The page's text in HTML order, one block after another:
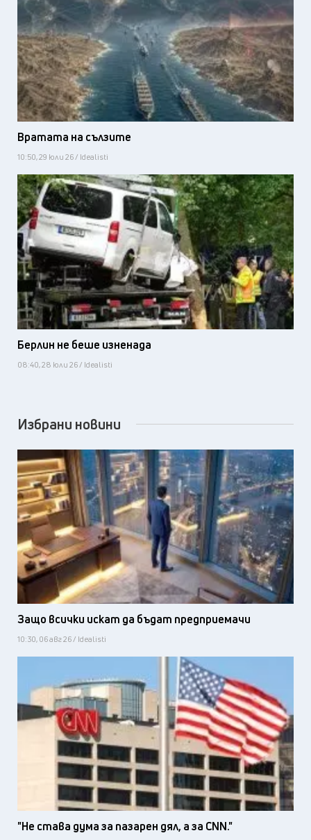
Вратата на сълзите
10:50, 29 юли 26 / Idealisti
Берлин не беше изненада
08:40, 28 юли 26 / Idealisti
Избрани новини
Защо всички искат да бъдат предприемачи
10:30, 06 авг 26 / Idealisti
"Не става дума за пазарен дял, а за CNN."